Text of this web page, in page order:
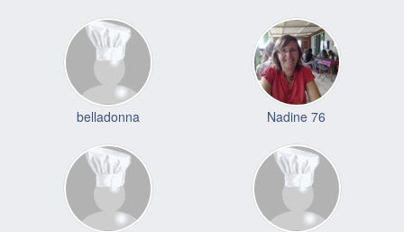
belladonna Nadine 76